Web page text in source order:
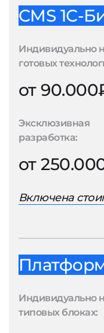
CMS 1С-
Индивидуально
готовых
от
Эксклюзивная
разработка:
от
Включена
Индивидуально
типовых блоках: